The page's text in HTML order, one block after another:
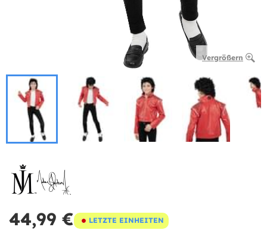
Vergrößern
44,99 € LETZTE EINHEITEN